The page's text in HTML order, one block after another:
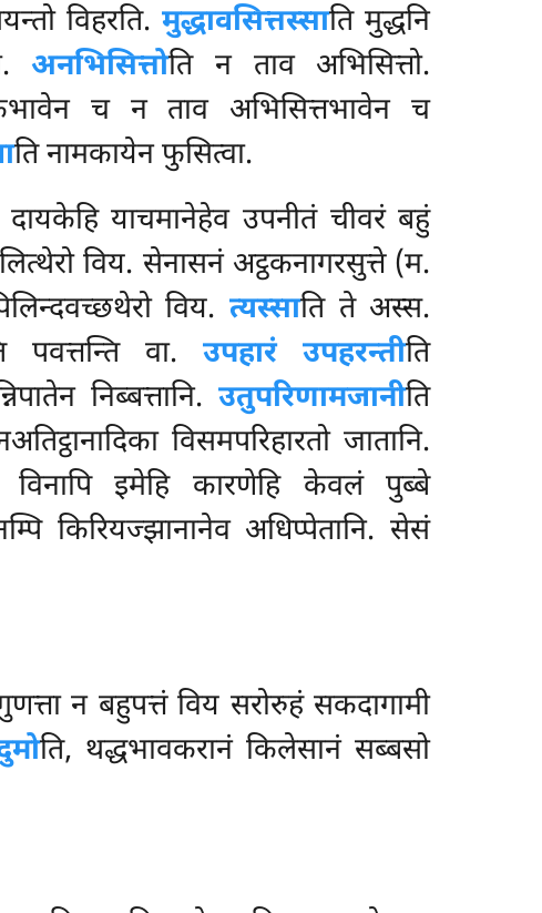
विहरति.मुद्धावसित्तस्साति मुद्धनि
अनभिसित्तोति न ताव अभिसित्तो.
च न ताव अभिसित्तभावेन च
ति नामकायेन फुसित्वा.
दायकेहि याचमानेहेव उपनीतं चीवरं बहुं
विय. सेनासनं अट्ठकनागरसुत्ते (म.
विय. त्यस्साति ते अस्स.
पवत्तन्ति वा.उपहारं उपहरन्तीति
निब्बत्तानि.उतुपरिणामजानीति
विसमपरिहारतो जातानि.
विनापि इमेहि कारणेहि केवलं पुब्बे
किरियज्झानानेव अधिप्पेतानि. सेसं
न बहुपत्तं विय सरोरुहं सकदागामी
ति, थद्धभावकरानं किलेसानं सब्बसो